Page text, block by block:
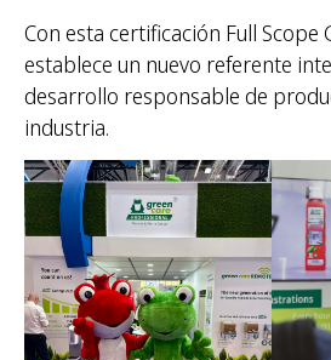
Con esta certificación Full Scope
establece un nuevo referente
desarrollo responsable de
industria.